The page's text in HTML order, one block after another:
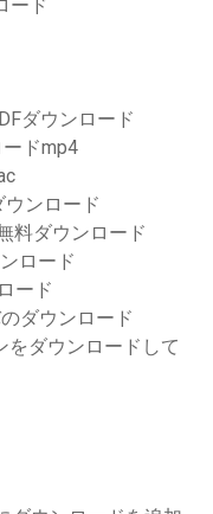
ード
ダウンロード
ドmp4
ンロード
料ダウンロード
ロード
ード
ダウンロード
をダウンロードして